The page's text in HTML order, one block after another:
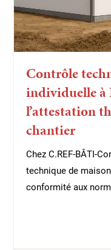
Contrôle
individuelle à
l’attestation
chantier
Chez C.REF-BÂTI-
technique de
conformité aux